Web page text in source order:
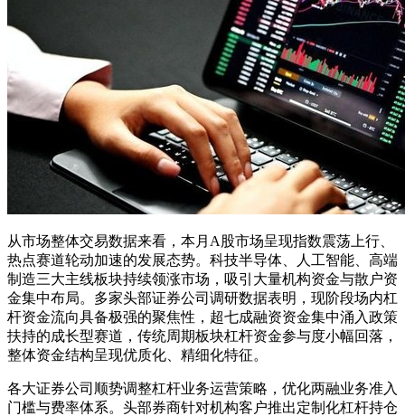
从市场整体交易数据来看，本月A股市场呈现指数震荡上行、
热点赛道轮动加速的发展态势。科技半导体、人工智能、高端
制造三大主线板块持续领涨市场，吸引大量机构资金与散户资
金集中布局。多家头部证券公司调研数据表明，现阶段场内杠
杆资金流向具备极强的聚焦性，超七成融资资金集中涌入政策
扶持的成长型赛道，传统周期板块杠杆资金参与度小幅回落，
整体资金结构呈现优质化、精细化特征。
各大证券公司顺势调整杠杆业务运营策略，优化两融业务准入
门槛与费率体系。头部券商针对机构客户推出定制化杠杆持仓